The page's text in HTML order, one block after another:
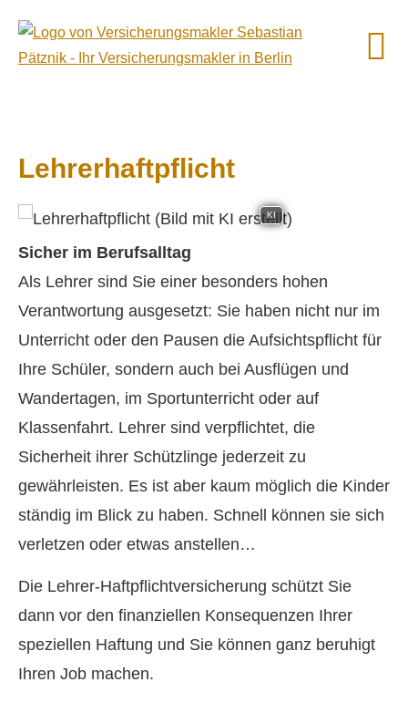
Lehrerhaftpflicht
KI
Sicher im Berufsalltag
Als Lehrer sind Sie einer besonders hohen
Verantwortung ausgesetzt: Sie haben nicht nur im
Unterricht oder den Pausen die Aufsichtspflicht für
Ihre Schüler, sondern auch bei Ausflügen und
Wandertagen, im Sportunterricht oder auf
Klassenfahrt. Lehrer sind verpflichtet, die
Sicherheit ihrer Schützlinge jederzeit zu
gewährleisten. Es ist aber kaum möglich die Kinder
ständig im Blick zu haben. Schnell können sie sich
verletzen oder etwas anstellen…
Die Lehrer-Haft­pflichtversicherung schützt Sie
dann vor den finanziellen Konsequenzen Ihrer
speziellen Haftung und Sie können ganz beruhigt
Ihren Job machen.